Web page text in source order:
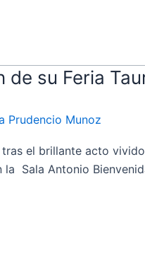
su Feria
Prudencio Munoz
tras el brillante acto
Sala Antonio